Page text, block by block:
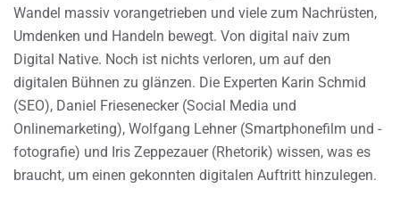
Wandel massiv vorangetrieben und viele zum Nachrüsten,
Umdenken und Handeln bewegt. Von digital naiv zum
Digital Native. Noch ist nichts verloren, um auf den
digitalen Bühnen zu glänzen. Die Experten Karin Schmid
(SEO), Daniel Friesenecker (Social Media und
Onlinemarketing), Wolfgang Lehner (Smartphonefilm und -
fotografie) und Iris Zeppezauer (Rhetorik) wissen, was es
braucht, um einen gekonnten digitalen Auftritt hinzulegen.